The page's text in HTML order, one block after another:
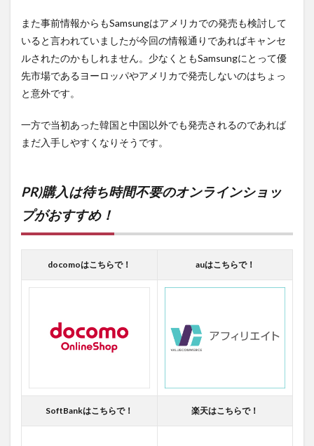
また事前情報からもSamsungはアメリカでの発売も検討して
いると言われていましたが今回の情報通りであればキャンセ
ルされたのかもしれません。少なくともSamsungにとって優
先市場であるヨーロッパやアメリカで発売しないのはちょっ
と意外です。
一方で当初あった韓国と中国以外でも発売されるのであれば
まだ入手しやすくなりそうです。
PR)購入は待ち時間不要のオンラインショッ
プがおすすめ！
docomoはこちらで！ auはこちらで！
SoftBankはこちらで！ 楽天はこちらで！